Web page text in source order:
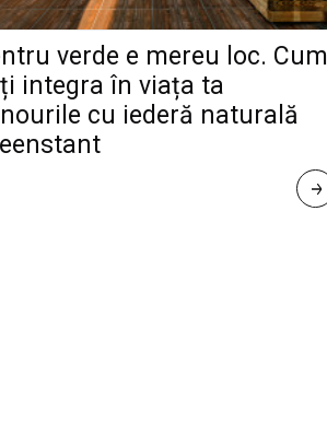
verde e mereu loc. Cum
integra în viața ta
cu iederă naturală
R
E